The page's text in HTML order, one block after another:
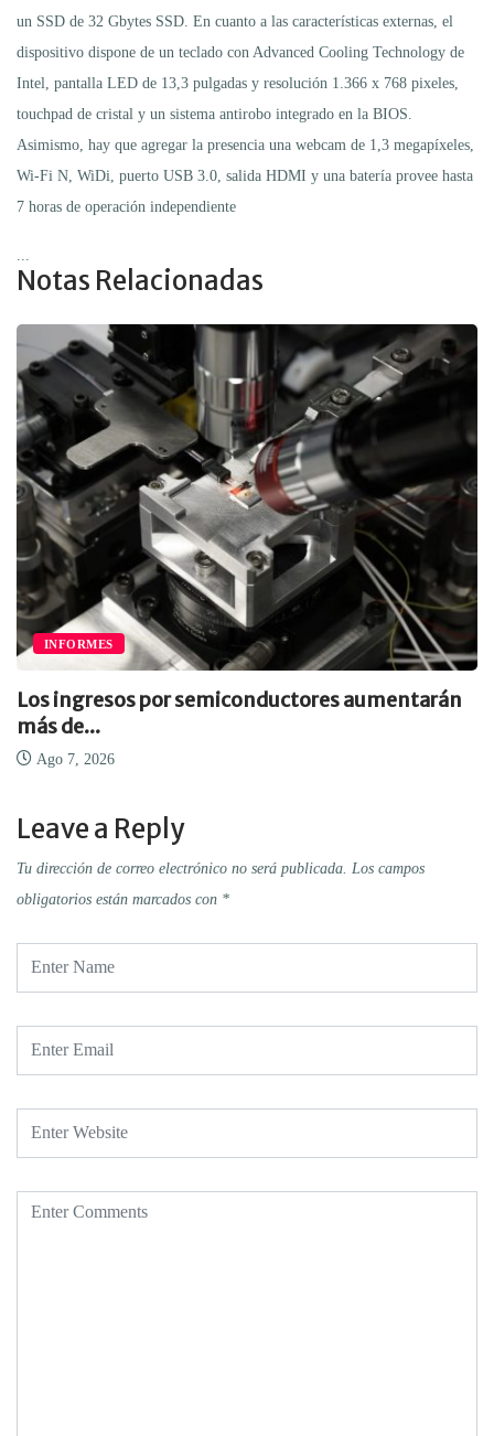
un SSD de 32 Gbytes SSD. En cuanto a las características externas, el
dispositivo dispone de un teclado con Advanced Cooling Technology de
Intel, pantalla LED de 13,3 pulgadas y resolución 1.366 x 768 pixeles,
touchpad de cristal y un sistema antirobo integrado en la BIOS.
Asimismo, hay que agregar la presencia una webcam de 1,3 megapíxeles,
Wi-Fi N, WiDi, puerto USB 3.0, salida HDMI y una batería provee hasta
7 horas de operación independiente
Notas Relacionadas
INFORMES
Los ingresos por semiconductores aumentarán
más de...
Ago 7, 2026
Leave a Reply
Tu dirección de correo electrónico no será publicada. Los campos
obligatorios están marcados con *